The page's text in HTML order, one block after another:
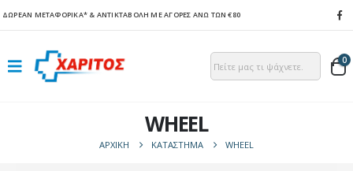
ΔΩΡΕΑΝ ΜΕΤΑΦΟΡΙΚΑ* & ΑΝΤΙΚΤΑΒΟΛΗ ΜΕ ΑΓΟΡΕΣ ΑΝΩ ΤΩΝ €80
0
WHEEL
ΑΡΧΙΚΉ ΚΑΤΆΣΤΗΜΑ WHEEL